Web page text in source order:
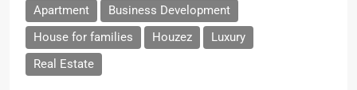
Apartment
Business Development
House for families
Houzez
Luxury
Real Estate